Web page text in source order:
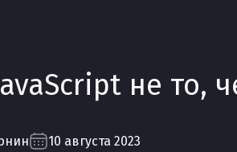
не то,
10 августа 2023